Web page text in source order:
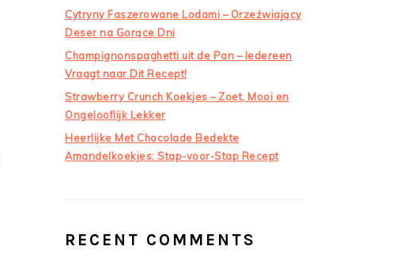
Cytryny Faszerowane Lodami – Orzeźwiający
Deser na Gorące Dni
Champignonspaghetti uit de Pan – Iedereen
Vraagt naar Dit Recept!
Strawberry Crunch Koekjes – Zoet, Mooi en
Ongelooflijk Lekker
Heerlijke Met Chocolade Bedekte
Amandelkoekjes: Stap-voor-Stap Recept
RECENT COMMENTS